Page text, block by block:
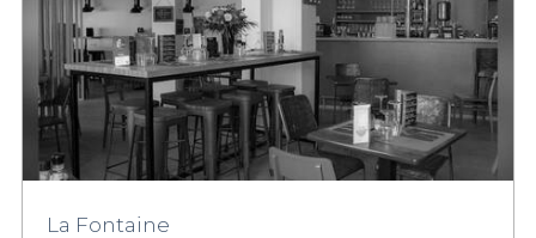
La Fontaine